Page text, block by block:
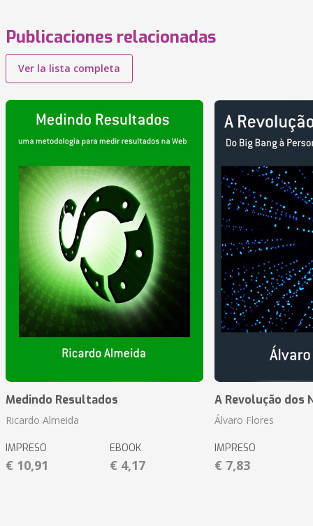
Publicaciones relacionadas
Ver la lista completa
Medindo Resultados
Ricardo Almeida
IMPRESO
€ 10,91
EBOOK
€ 4,17
A Revolução dos
Álvaro Flores
IMPRESO
€ 7,83